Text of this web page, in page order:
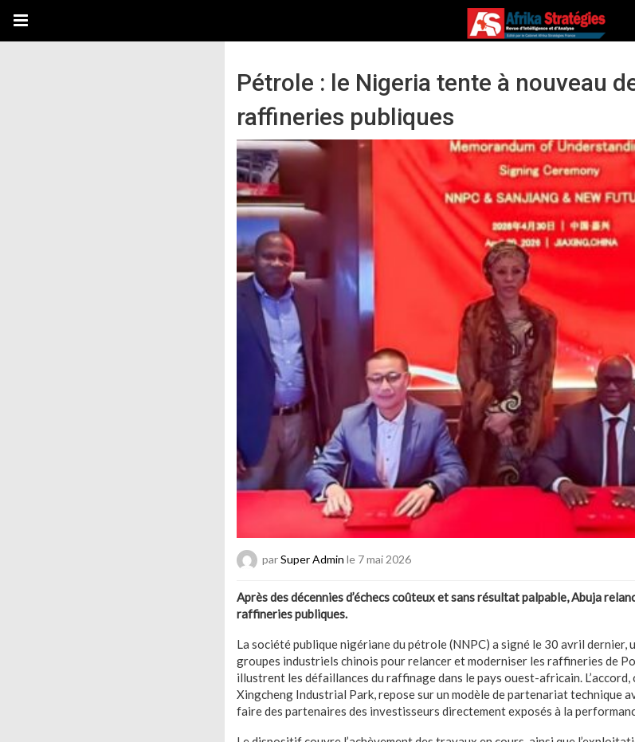
Pétrole : le Nigeria tente à nouveau
raffineries publiques
parSuper Admin le 7 mai 2026
Après des décennies d’échecs coûteux et sans résultat palpable, Abuja
raffineries publiques.
La société publique nigériane du pétrole (NNPC) a signé le 30 avril dernier,
groupes industriels chinois pour relancer et moderniser les raffineries de
illustrent les défaillances du raffinage dans le pays ouest-africain. L’accord,
Xingcheng Industrial Park, repose sur un modèle de partenariat technique
faire des partenaires des investisseurs directement exposés à la